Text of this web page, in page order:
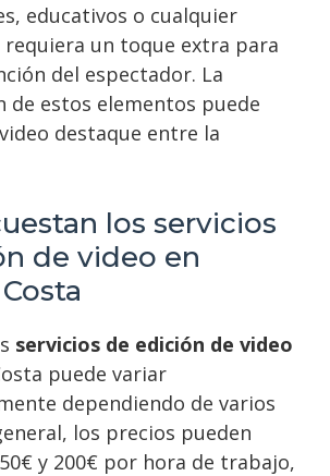
educativos o cualquier
un toque extra para
del espectador. La
de estos elementos puede
destaque entre la
los servicios
de video en
servicios de edición de video
puede variar
dependiendo de varios
los precios pueden
y 200€ por hora de trabajo,